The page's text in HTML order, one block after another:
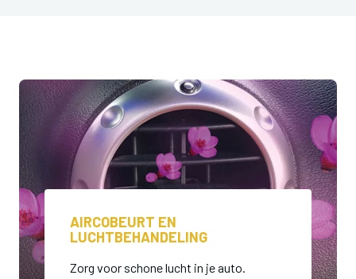
AIRCOBEURT EN
LUCHTBEHANDELING
Zorg voor schone lucht in je auto.